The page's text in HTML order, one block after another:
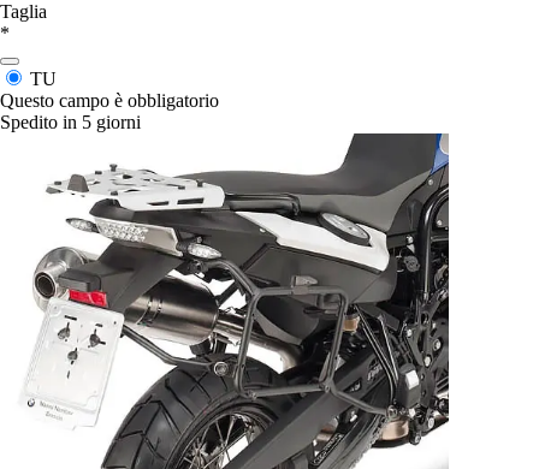
Taglia
*
TU
Questo campo è obbligatorio
Spedito in 5 giorni